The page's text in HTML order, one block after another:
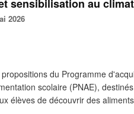
sensibilisation au
2026
du Programme
scolaire (PNAE),
élèves de découvrir des